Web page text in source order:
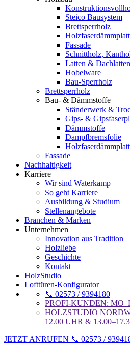
Steico Bausystem
Brettsperrholz
Fassade
Schnittholz,
Latten & Dachlatten
Hobelware
Bau-Sperrholz
Brettsperrholz
Bau- & Dämmstoffe
Ständerwerk &
Gips- &
Dämmstoffe
Dampfbremsfolie
Fassade
Nachhaltigkeit
Karriere
Wir sind Waterkamp
So geht Karriere
Ausbildung & Studium
Stellenangebote
Branchen & Marken
Unternehmen
Innovation aus Tradition
Holzliebe
Geschichte
Kontakt
HolzStudio
Lofttüren-Konfigurator
📞 02573 / 9394180
PROFI-KUNDEN:
HOLZSTUDIO
12.00 UHR &
JETZT ANRUFEN 📞 02573 /